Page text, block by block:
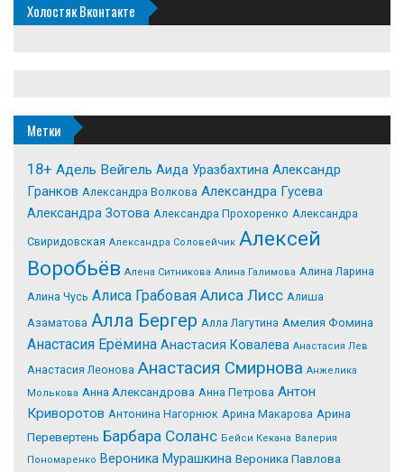
Холостяк Вконтакте
Метки
18+ Адель Вейгель Аида Уразбахтина Александр
Гранков Александра Волкова Александра Гусева
Александра Зотова Александра Прохоренко Александра
Свиридовская Александра Соловейчик Алексей
Воробьёв Алена Ситникова Алина Галимова Алина Ларина
Алина Чусь Алиса Грабовая Алиса Лисс Алиша
Азаматова Алла Бергер Алла Лагутина Амелия Фомина
Анастасия Ерёмина Анастасия Ковалева Анастасия Лев
Анастасия Леонова Анастасия Смирнова Анжелика
Молькова Анна Александрова Анна Петрова Антон
Криворотов Антонина Нагорнюк Арина Макарова Арина
Перевертень Барбара Соланс Бейси Кекана Валерия
Пономаренко Вероника Мурашкина Вероника Павлова